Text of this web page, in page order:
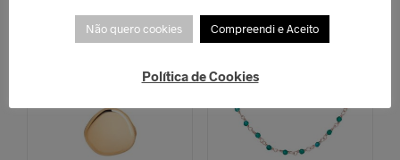
Não quero cookies Compreendi e Aceito
Política de Cookies